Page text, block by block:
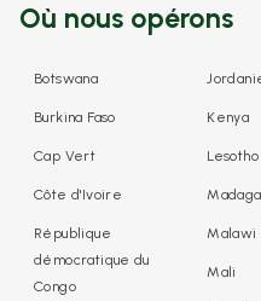
Où nous opérons
Botswana
Burkina Faso
Cap Vert
Côte d'Ivoire
République
démocratique du
Congo
Kenya
Lesotho
Malawi
Mali